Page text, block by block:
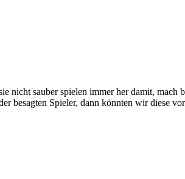
nicht sauber spielen immer her damit, mach
besagten Spieler, dann könnten wir diese